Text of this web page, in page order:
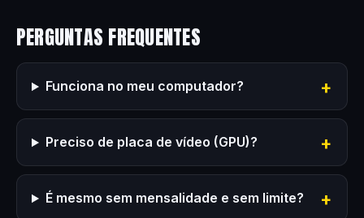
PERGUNTAS FREQUENTES
Funciona no meu computador?
Preciso de placa de vídeo (GPU)?
É mesmo sem mensalidade e sem limite?